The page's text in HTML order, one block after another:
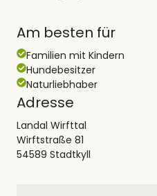
Am besten für
Familien mit Kindern
Hundebesitzer
Naturliebhaber
Adresse
Landal Wirfttal
Wirftstraße 81
54589 Stadtkyll